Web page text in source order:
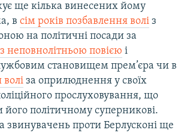
ще кілька винесених йому
в сім років позбавлення волі з
на політичні посади за
неповнолітньою повією і
становищем прем’єра чи в
за оприлюднення у своїх
прослуховування, що
політичному суперникові.
звинувачень проти Берлусконі ще